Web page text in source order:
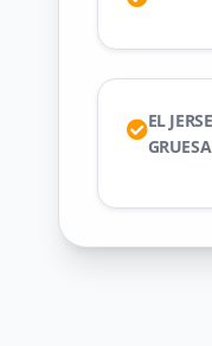
EL
GRUESA